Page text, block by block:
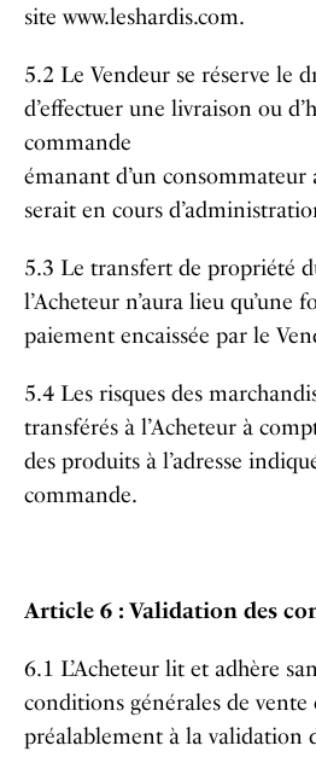
site www.leshardis.com.
5.2 Le Vendeur se réserve le
d’effectuer une livraison ou
commande
émanant d’un
serait en cours
5.3 Le transfert de propriété
l’Acheteur n’aura lieu qu’une
paiement encaissée par le
5.4 Les risques des
transférés à l’Acheteur à
des produits à l’adresse
commande.
Article 6 : Validation des
6.1 L’Acheteur lit et adhère
conditions générales de vente
préalablement à la validation